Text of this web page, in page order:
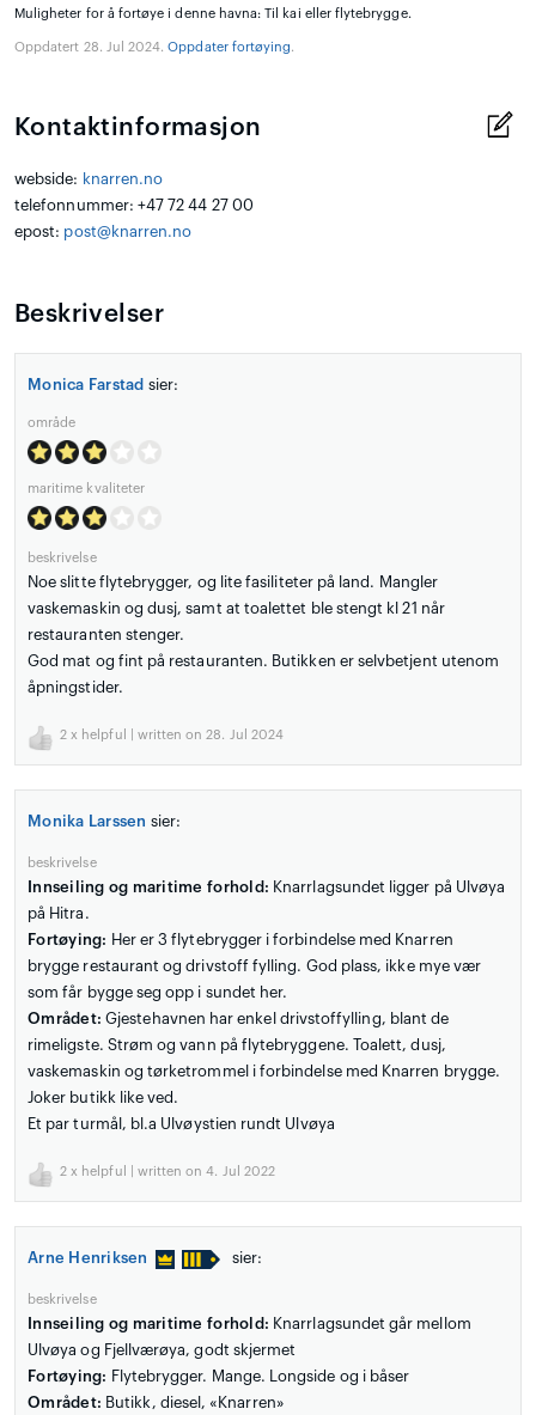
Muligheter for å fortøye i denne havna: Til kai eller flytebrygge.
Oppdatert 28. Jul 2024.Oppdater fortøying.
Kontaktinformasjon
webside: knarren.no
telefonnummer: +47 72 44 27 00
epost: post@knarren.no
Beskrivelser
Monica Farstad sier:
område
maritime kvaliteter
beskrivelse
Noe slitte flytebrygger, og lite fasiliteter på land. Mangler
vaskemaskin og dusj, samt at toalettet ble stengt kl 21 når
restauranten stenger.
God mat og fint på restauranten. Butikken er selvbetjent utenom
åpningstider.
2 x helpful | written on 28. Jul 2024
Monika Larssen sier:
beskrivelse
Innseiling og maritime forhold: Knarrlagsundet ligger på Ulvøya
på Hitra.
Fortøying: Her er 3 flytebrygger i forbindelse med Knarren
brygge restaurant og drivstoff fylling. God plass, ikke mye vær
som får bygge seg opp i sundet her.
Området: Gjestehavnen har enkel drivstoffylling, blant de
rimeligste. Strøm og vann på flytebryggene. Toalett, dusj,
vaskemaskin og tørketrommel i forbindelse med Knarren brygge.
Joker butikk like ved.
Et par turmål, bl.a Ulvøystien rundt Ulvøya
2 x helpful | written on 4. Jul 2022
Arne Henriksen sier:
beskrivelse
Innseiling og maritime forhold: Knarrlagsundet går mellom
Ulvøya og Fjellværøya, godt skjermet
Fortøying: Flytebrygger. Mange. Longside og i båser
Området: Butikk, diesel, «Knarren»